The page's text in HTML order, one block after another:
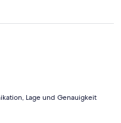
Lage und Genauigkeit